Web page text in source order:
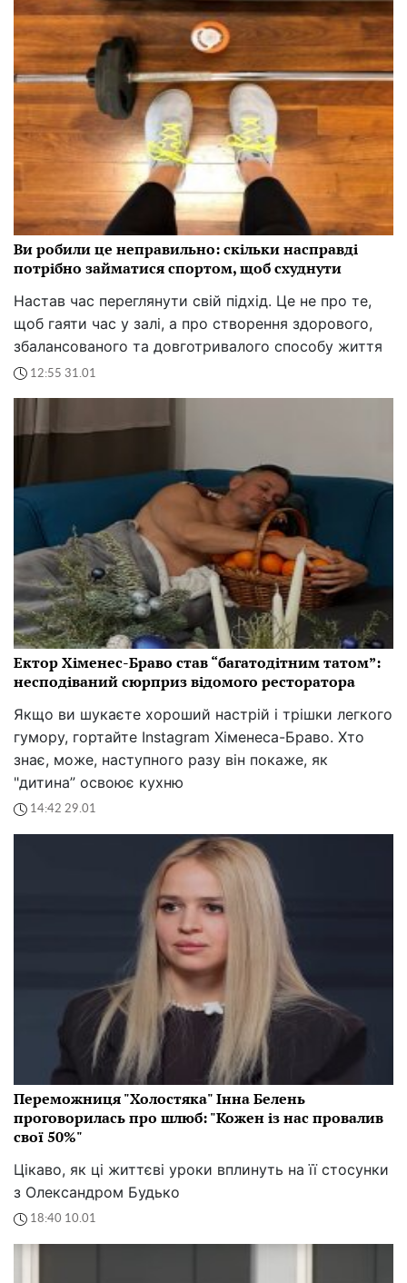
Ви робили це неправильно: скільки насправді
потрібно займатися спортом, щоб схуднути
Настав час переглянути свій підхід. Це не про те,
щоб гаяти час у залі, а про створення здорового,
збалансованого та довготривалого способу життя
12:55 31.01
Ектор Хіменес-Браво став “багатодітним татом”:
несподіваний сюрприз відомого ресторатора
Якщо ви шукаєте хороший настрій і трішки легкого
гумору, гортайте Instagram Хіменеса-Браво. Хто
знає, може, наступного разу він покаже, як
"дитина” освоює кухню
14:42 29.01
Переможниця "Холостяка" Інна Белень
проговорилась про шлюб: "Кожен із нас провалив
свої 50%"
Цікаво, як ці життєві уроки вплинуть на її стосунки
з Олександром Будько
18:40 10.01